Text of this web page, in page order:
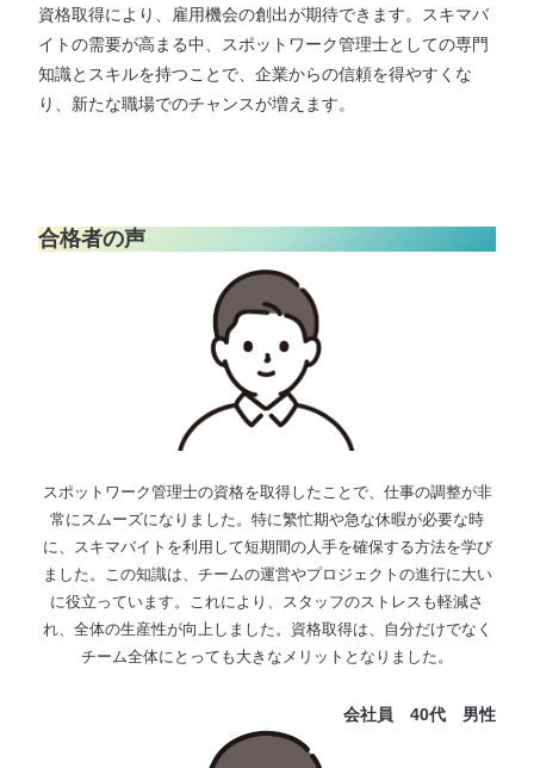
資格取得により、雇用機会の創出が期待できます。スキマバ
イトの需要が高まる中、スポットワーク管理士としての専門
知識とスキルを持つことで、企業からの信頼を得やすくな
り、新たな職場でのチャンスが増えます。
合格者の声
スポットワーク管理士の資格を取得したことで、仕事の調整が非
常にスムーズになりました。特に繁忙期や急な休暇が必要な時
に、スキマバイトを利用して短期間の人手を確保する方法を学び
ました。この知識は、チームの運営やプロジェクトの進行に大い
に役立っています。これにより、スタッフのストレスも軽減さ
れ、全体の生産性が向上しました。資格取得は、自分だけでなく
チーム全体にとっても大きなメリットとなりました。
会社員 40代 男性